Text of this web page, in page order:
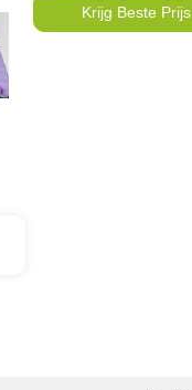
Krijg Beste Prijs